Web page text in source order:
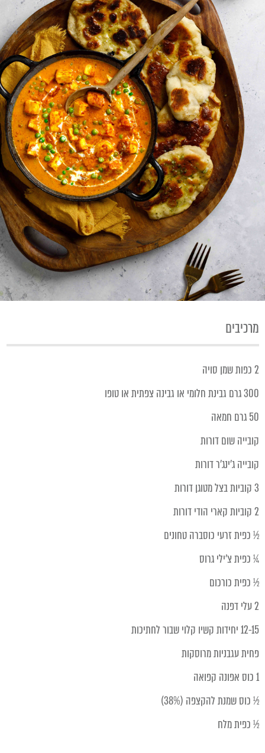
מרכיבים
2 כפות שמן סויה
300 גרם גבינת חלומי או גבינה צפתית או טופו
50 גרם חמאה
קובייה שום דורות
קובייה ג'ינג'ר דורות
3 קוביות בצל מטוגן דורות
2 קוביות קארי הודי דורות
½ כפית זרעי כוסברה טחונים
¼ כפית צ'ילי גרוס
½ כפית כורכום
2 עלי דפנה
12-15 יחידות קשיו קלוי שבור לחתיכות
פחית עגבניות מרוסקות
1 כוס אפונה קפואה
½ כוס שמנת להקצפה (38%)
½ כפית מלח